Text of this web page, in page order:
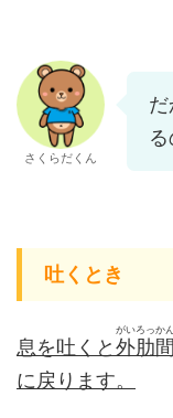
さくらだくん
る
吐くとき
息を吐くと外肋
がいろっか
に戻ります。